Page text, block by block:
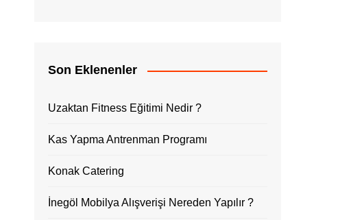
Son Eklenenler
Uzaktan Fitness Eğitimi Nedir ?
Kas Yapma Antrenman Programı
Konak Catering
İnegöl Mobilya Alışverişi Nereden Yapılır ?